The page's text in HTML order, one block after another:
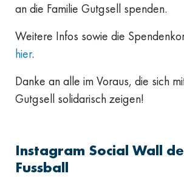
an die Familie Gutgsell spenden.
Weitere Infos sowie die
hier.
Danke an alle im Voraus, die sich
Gutgsell solidarisch zeigen!
Instagram Social Wall
Fussball